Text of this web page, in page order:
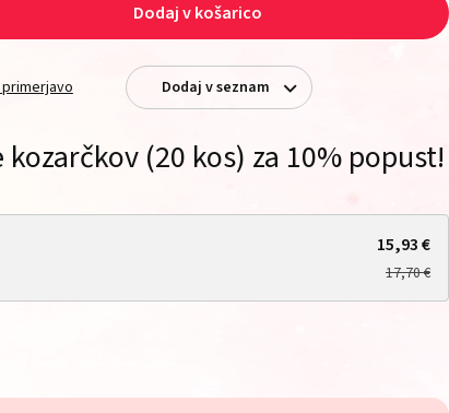
Dodaj v košarico
primerjavo Dodaj v seznam
(20 kos) za 10% popust!
15,93 €
17,70 €